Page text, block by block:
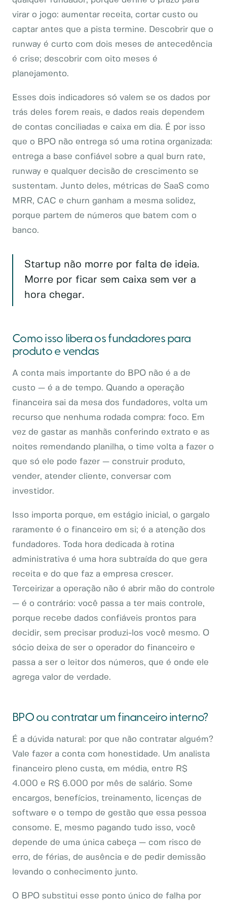
virar o jogo: aumentar receita, cortar custo ou
captar antes que a pista termine. Descobrir que o
runway é curto com dois meses de antecedência
é crise; descobrir com oito meses é
planejamento.
Esses dois indicadores só valem se os dados por
trás deles forem reais, e dados reais dependem
de contas conciliadas e caixa em dia. É por isso
que o BPO não entrega só uma rotina organizada:
entrega a base confiável sobre a qual burn rate,
runway e qualquer decisão de crescimento se
sustentam. Junto deles, métricas de SaaS como
MRR, CAC e churn ganham a mesma solidez,
porque partem de números que batem com o
banco.
Startup não morre por falta de ideia.
Morre por ficar sem caixa sem ver a
hora chegar.
Como isso libera os fundadores para
produto e vendas
A conta mais importante do BPO não é a de
custo — é a de tempo. Quando a operação
financeira sai da mesa dos fundadores, volta um
recurso que nenhuma rodada compra: foco. Em
vez de gastar as manhãs conferindo extrato e as
noites remendando planilha, o time volta a fazer o
que só ele pode fazer — construir produto,
vender, atender cliente, conversar com
investidor.
Isso importa porque, em estágio inicial, o gargalo
raramente é o financeiro em si; é a atenção dos
fundadores. Toda hora dedicada à rotina
administrativa é uma hora subtraída do que gera
receita e do que faz a empresa crescer.
Terceirizar a operação não é abrir mão do controle
— é o contrário: você passa a ter mais controle,
porque recebe dados confiáveis prontos para
decidir, sem precisar produzi-los você mesmo. O
sócio deixa de ser o operador do financeiro e
passa a ser o leitor dos números, que é onde ele
agrega valor de verdade.
BPO ou contratar um financeiro interno?
É a dúvida natural: por que não contratar alguém?
Vale fazer a conta com honestidade. Um analista
financeiro pleno custa, em média, entre R$
4.000 e R$ 6.000 por mês de salário. Some
encargos, benefícios, treinamento, licenças de
software e o tempo de gestão que essa pessoa
consome. E, mesmo pagando tudo isso, você
depende de uma única cabeça — com risco de
erro, de férias, de ausência e de pedir demissão
levando o conhecimento junto.
O BPO substitui esse ponto único de falha por